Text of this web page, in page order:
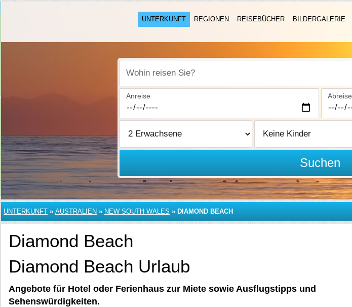
UNTERKUNFT REGIONEN REISEBÜCHER BILDERGALERIE
Wohin reisen Sie?
Anreise Abreise
Suchen
UNTERKUNFT » AUSTRALIEN » NEW SOUTH WALES » DIAMOND BEACH
Diamond Beach
Diamond Beach Urlaub
Angebote für Hotel oder Ferienhaus zur Miete sowie Ausflugstipps und
Sehenswürdigkeiten.